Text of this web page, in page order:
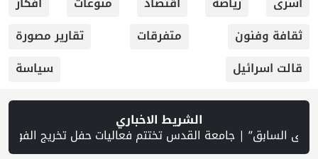
ثقافة وفنون
متفرقات
تقارير مصورة
قالت اسرائيل
سياسة
الشريط الاخباري
| حرس الثورة: الولايات المتحدة وإسرائيل لم تحققا أهدافهما في الحرب ضد إيران | 10 قتلى بهجوم حوثي على مأرب.. والجيش اليمني يعلن تنفيذ عمليات عسكرية ضد الحوثيين في عدة محاور | مسيّرة حزب الله تستهدف قوة إسرائيلية... وواشنطن تمنع غارات واسعة على الجنوب | مقتل ثلاثة أشخاص بينهم طفل في هجوم روسي على كييف | ارتفاع أسعار النفط | "كبار قادة الجيش الأمريكي يبحثون عن مخرج من حرب إيران | الحرب في الخليج | تقدم نحو اتفاق بشأن هرمز.. ومسودة لترتيبات الملاحة | حالة الطقس: